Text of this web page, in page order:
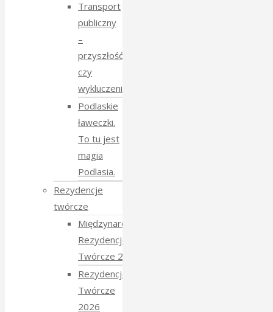
Transport
publiczny
–
przyszłość
czy
wykluczenie?
Podlaskie
ławeczki.
To tu jest
magia
Podlasia.
Rezydencje
twórcze
Międzynarodowe
Rezydencje
Twórcze 2026
Rezydencje
Twórcze
2026